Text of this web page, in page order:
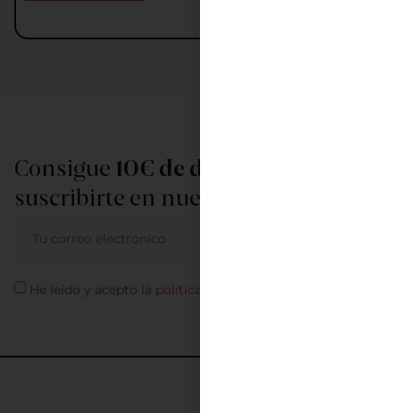
Consigue 10€ de descuento
suscribirte en nuestra newsletter
He leído y acepto la política de privacidad